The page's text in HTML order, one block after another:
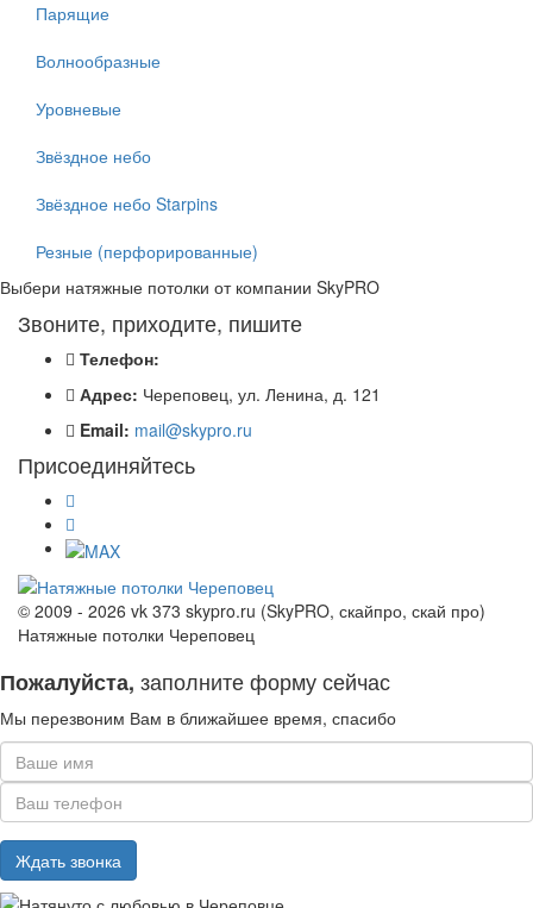
Парящие
Волнообразные
Уровневые
Звёздное небо
Звёздное небо Starpins
Резные (перфорированные)
Выбери натяжные потолки от компании SkyPRO
Звоните, приходите, пишите
Телефон:
Адрес: Череповец, ул. Ленина, д. 121
Email: mail@skypro.ru
Присоединяйтесь
© 2009 - 2026 vk 373 skypro.ru (SkyPRO, скайпро, скай про)
Натяжные потолки Череповец
Пожалуйста, заполните форму сейчас
Мы перезвоним Вам в ближайшее время, спасибо